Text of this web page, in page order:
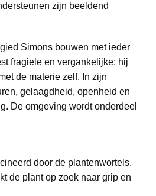
zijn beeldend
Simons bouwen met ieder
fragiele en vergankelijke: hij
de materie zelf. In zijn
gelaagdheid, openheid en
De omgeving wordt onderdeel
door de plantenwortels.
de plant op zoek naar grip en